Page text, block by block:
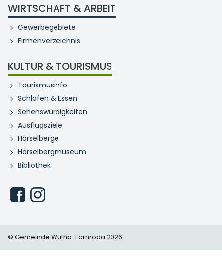
WIRTSCHAFT & ARBEIT
Gewerbegebiete
Firmenverzeichnis
KULTUR & TOURISMUS
Tourismusinfo
Schlafen & Essen
Sehenswürdigkeiten
Ausflugsziele
Hörselberge
Hörselbergmuseum
Bibliothek
© Gemeinde Wutha-Farnroda 2026